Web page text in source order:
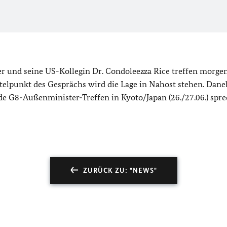
seine US-Kollegin Dr. Condoleezza Rice treffen
des Gesprächs wird die Lage in Nahost stehen.
G8-Außenminister-Treffen in Kyoto/Japan (26./27.06.)
ZURÜCK ZU: "NEWS"